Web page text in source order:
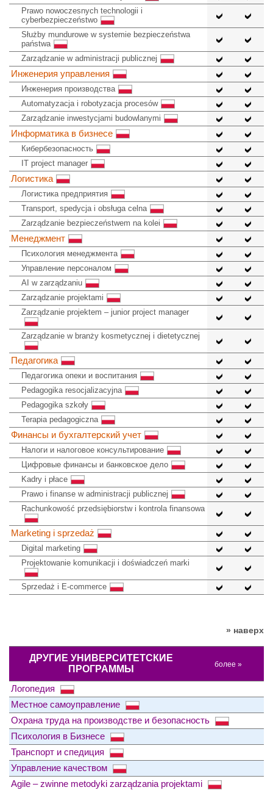
Prawo nowoczesnych technologii i
cyberbezpieczeństwo
Służby mundurowe w systemie bezpieczeństwa
państwa
Zarządzanie w administracji publicznej
Инженерия управления
Инженерия производства
Automatyzacja i robotyzacja procesów
Zarządzanie inwestycjami budowlanymi
Информатика в бизнесе
Кибербезопасность
IT project manager
Логистика
Логистика предприятия
Transport, spedycja i obsługa celna
Zarządzanie bezpieczeństwem na kolei
Менеджмент
Психология менеджмента
Управление персоналом
AI w zarządzaniu
Zarządzanie projektami
Zarządzanie projektem – junior project manager
Zarządzanie w branży kosmetycznej i dietetycznej
Педагогика
Педагогика опеки и воспитания
Pedagogika resocjalizacyjna
Pedagogika szkoły
Terapia pedagogiczna
Финансы и бухгалтерский учет
Налоги и налоговое консультирование
Цифровые финансы и банковское дело
Kadry i płace
Prawo i finanse w administracji publicznej
Rachunkowość przedsiębiorstw i kontrola finansowa
Marketing i sprzedaż
Digital marketing
Projektowanie komunikacji i doświadczeń marki
Sprzedaż i E-commerce
» наверх
ДРУГИЕ УНИВЕРСИТЕТСКИЕ
ПРОГРАММЫ
более »
Логопедия
Местное самоуправление
Охрана труда на производстве и безопасность
Психология в Бизнесе
Транспорт и спедиция
Управление качеством
Agile – zwinne metodyki zarządzania projektami